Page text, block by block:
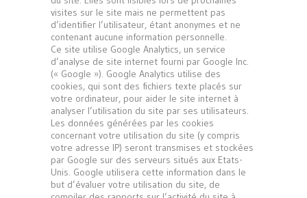
visites sur le site mais ne permettent pas
d’identifier l’utilisateur, étant anonymes et ne
contenant aucune information personnelle.
Ce site utilise Google Analytics, un service
d’analyse de site internet fourni par Google Inc.
(« Google »). Google Analytics utilise des
cookies, qui sont des fichiers texte placés sur
votre ordinateur, pour aider le site internet à
analyser l’utilisation du site par ses utilisateurs.
Les données générées par les cookies
concernant votre utilisation du site (y compris
votre adresse IP) seront transmises et stockées
par Google sur des serveurs situés aux Etats-
Unis. Google utilisera cette information dans le
but d’évaluer votre utilisation du site, de